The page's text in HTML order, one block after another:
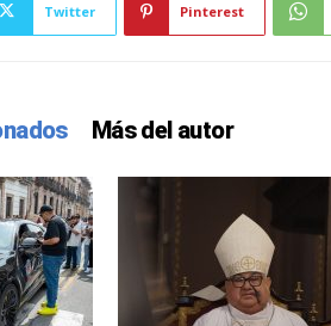
Twitter Pinterest
Más del autor